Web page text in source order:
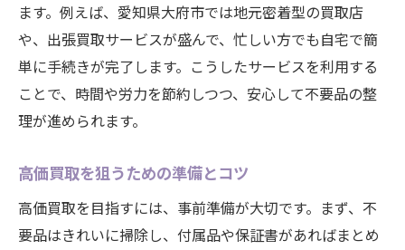
ます。例えば、愛知県大府市では地元密着型の買取店
や、出張買取サービスが盛んで、忙しい方でも自宅で簡
単に手続きが完了します。こうしたサービスを利用する
ことで、時間や労力を節約しつつ、安心して不要品の整
理が進められます。
高価買取を狙うための準備とコツ
高価買取を目指すには、事前準備が大切です。まず、不
要品はきれいに掃除し、付属品や保証書があればまとめ